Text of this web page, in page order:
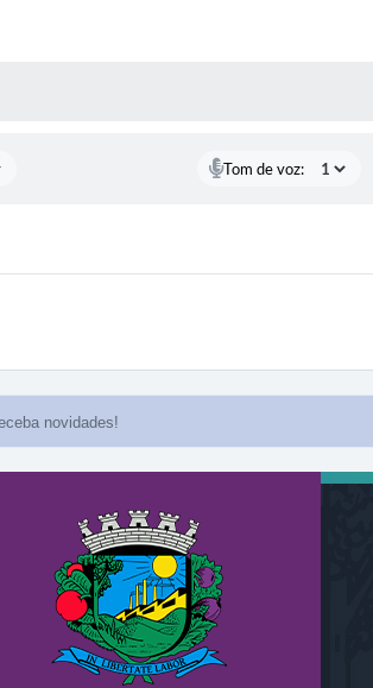
Tom de voz: